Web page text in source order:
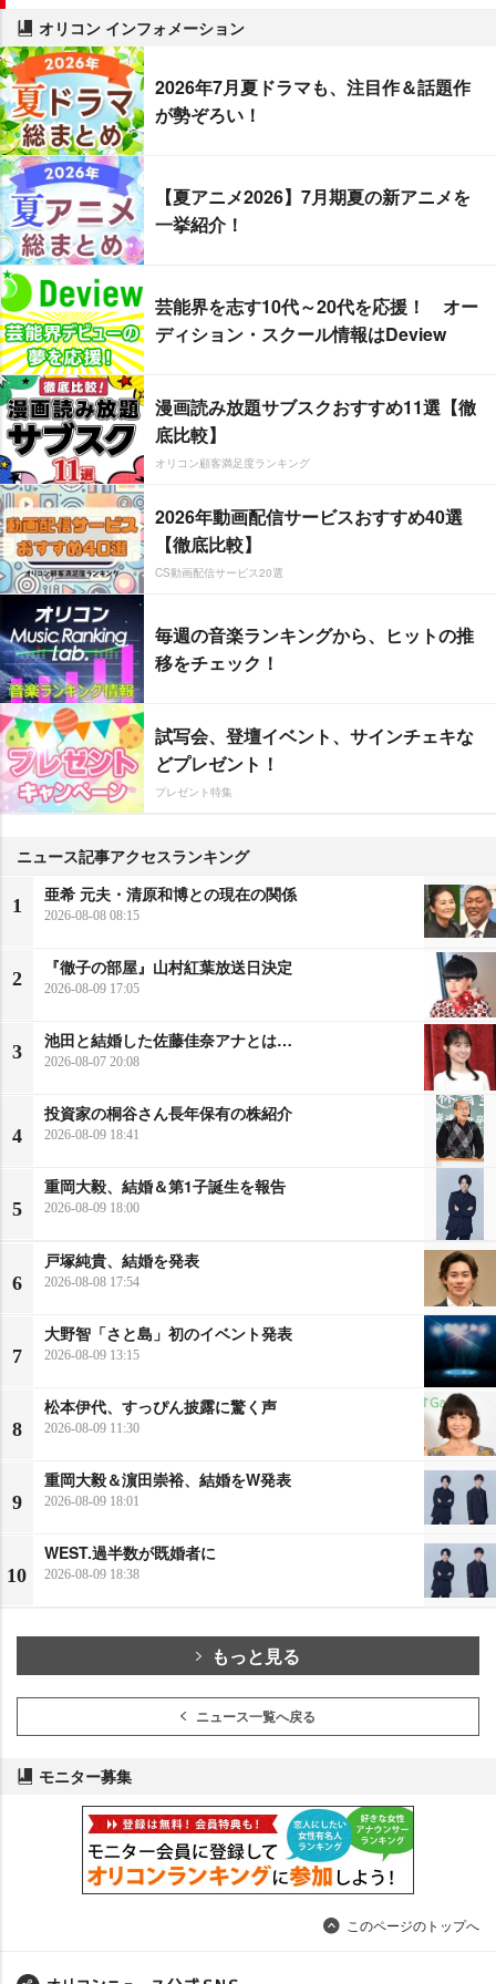
オリコン インフォメーション
2026年7月夏ドラマも、注目作＆話題作
が勢ぞろい！
【夏アニメ2026】7月期夏の新アニメを
一挙紹介！
芸能界を志す10代～20代を応援！ オー
ディション・スクール情報はDeview
漫画読み放題サブスクおすすめ11選【徹
底比較】
オリコン顧客満足度ランキング
2026年動画配信サービスおすすめ40選
【徹底比較】
CS動画配信サービス20選
毎週の音楽ランキングから、ヒットの推
移をチェック！
試写会、登壇イベント、サインチェキな
どプレゼント！
プレゼント特集
ニュース記事アクセスランキング
1
亜希 元夫・清原和博との現在の関係
2026-08-08 08:15
2
『徹子の部屋』山村紅葉放送日決定
2026-08-09 17:05
3
池田と結婚した佐藤佳奈アナとは…
2026-08-07 20:08
4
投資家の桐谷さん長年保有の株紹介
2026-08-09 18:41
5
重岡大毅、結婚＆第1子誕生を報告
2026-08-09 18:00
6
戸塚純貴、結婚を発表
2026-08-08 17:54
7
大野智「さと島」初のイベント発表
2026-08-09 13:15
8
松本伊代、すっぴん披露に驚く声
2026-08-09 11:30
9
重岡大毅＆濵田崇裕、結婚をW発表
2026-08-09 18:01
10
WEST.過半数が既婚者に
2026-08-09 18:38
もっと見る
ニュース一覧へ戻る
モニター募集
このページのトップへ